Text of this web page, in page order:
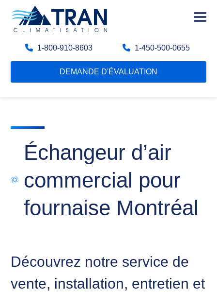
1-800-910-8603 1-450-500-0655
DEMANDE D'ÉVALUATION
Échangeur d’air
commercial pour
fournaise Montréal
Découvrez notre service de
vente, installation, entretien et